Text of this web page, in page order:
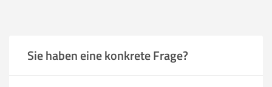
Sie haben eine konkrete Frage?